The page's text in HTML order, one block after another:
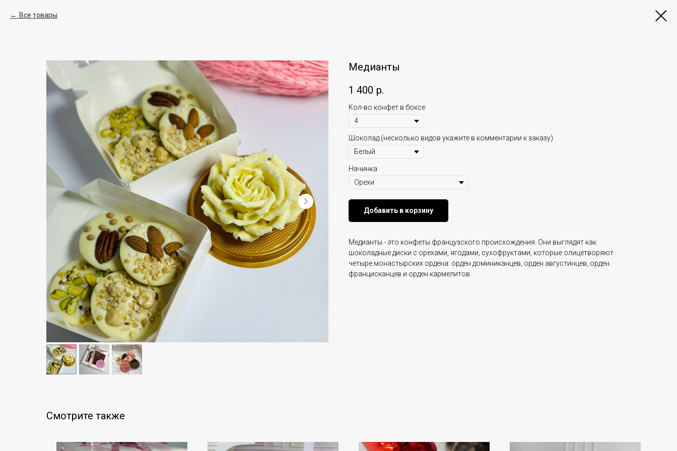
Все товары
Медианты
1 400 р.
Кол-во конфет в боксе
Шоколад (несколько видов укажите в комментарии к заказу)
Начинка
Добавить в корзину
Медианты - это конфеты французского происхождения. Они выглядят как
шоколадные диски с орехами, ягодами, сухофруктами, которые олицетворяют
четыре монастырских ордена: орден доминиканцев, орден августинцев, орден
францисканцев и орден кармелитов.
Смотрите также